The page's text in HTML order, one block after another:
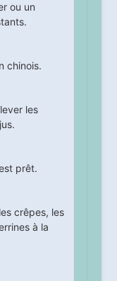
ou un
chinois.
les
prêt.
crêpes, les
à la